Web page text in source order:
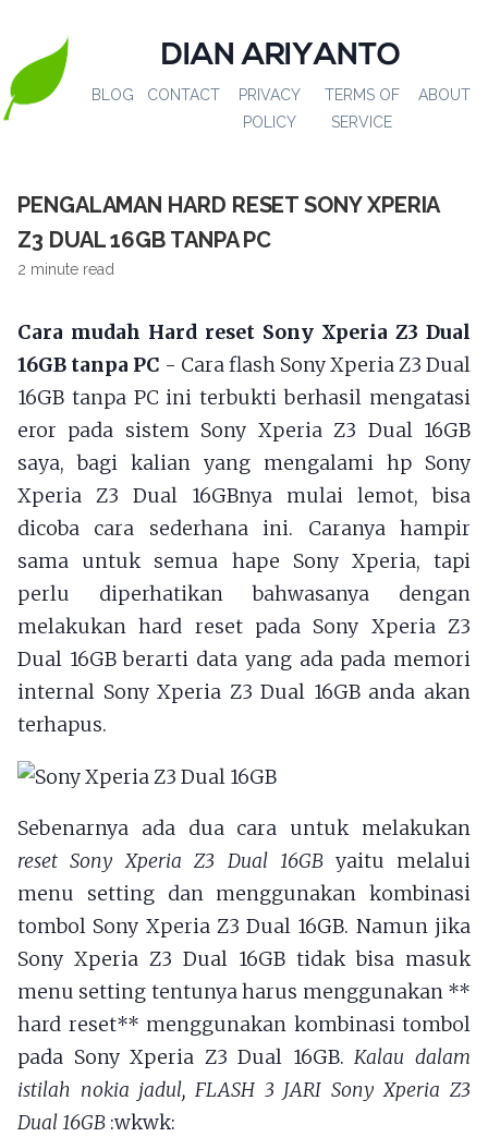
DIAN ARIYANTO
BLOG CONTACT
PRIVACY
POLICY
TERMS OF
SERVICE
ABOUT
PENGALAMAN HARD RESET SONY XPERIA
Z3 DUAL 16GB TANPA PC
2 minute read
Cara mudah Hard reset Sony Xperia Z3 Dual
16GB tanpa PC - Cara flash Sony Xperia Z3 Dual
16GB tanpa PC ini terbukti berhasil mengatasi
eror pada sistem Sony Xperia Z3 Dual 16GB
saya, bagi kalian yang mengalami hp Sony
Xperia Z3 Dual 16GBnya mulai lemot, bisa
dicoba cara sederhana ini. Caranya hampir
sama untuk semua hape Sony Xperia, tapi
perlu diperhatikan bahwasanya dengan
melakukan hard reset pada Sony Xperia Z3
Dual 16GB berarti data yang ada pada memori
internal Sony Xperia Z3 Dual 16GB anda akan
terhapus.
Sebenarnya ada dua cara untuk melakukan
reset Sony Xperia Z3 Dual 16GB yaitu melalui
menu setting dan menggunakan kombinasi
tombol Sony Xperia Z3 Dual 16GB. Namun jika
Sony Xperia Z3 Dual 16GB tidak bisa masuk
menu setting tentunya harus menggunakan **
hard reset** menggunakan kombinasi tombol
pada Sony Xperia Z3 Dual 16GB.Kalau dalam
istilah nokia jadul, FLASH 3 JARI Sony Xperia Z3
Dual 16GB :wkwk: